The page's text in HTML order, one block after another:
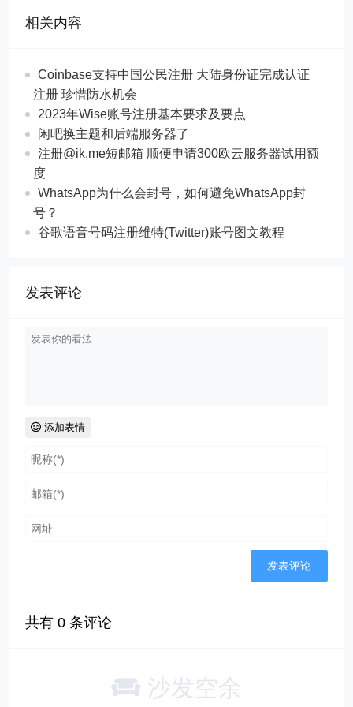
相关内容
Coinbase支持中国公民注册 大陆身份证完成认证
注册 珍惜防水机会
2023年Wise账号注册基本要求及要点
闲吧换主题和后端服务器了
注册@ik.me短邮箱 顺便申请300欧云服务器试用额
度
WhatsApp为什么会封号，如何避免WhatsApp封
号？
谷歌语音号码注册维特(Twitter)账号图文教程
发表评论
添加表情
共有0 条评论
沙发空余